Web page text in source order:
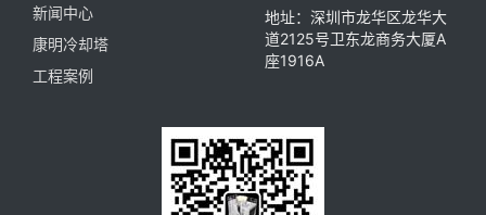
新闻中心
康明冷却塔
工程案例
地址：深圳市龙华区龙华大
道2125号卫东龙商务大厦A
座1916A